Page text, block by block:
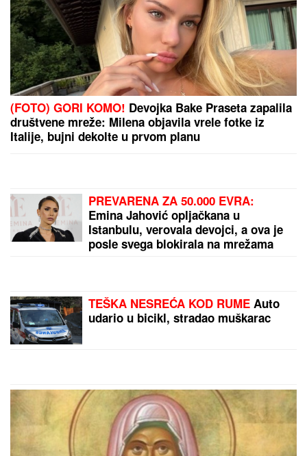
PRODAJU PILIĆE NA PIJACI, A SAD
SE BAŠKARE NA JAHTIBojana i
Mirko Šijan na letovanju, ona
pokazala zgodno i zategnuto telo
nakon dva porođaja (FOTO)
društvene mreže: Milena objavila vrele fotke iz
Italije, bujni dekolte u prvom planu
Emina Jahović opljačkana u
Istanbulu, verovala devojci, a ova je
posle svega blokirala na mrežama